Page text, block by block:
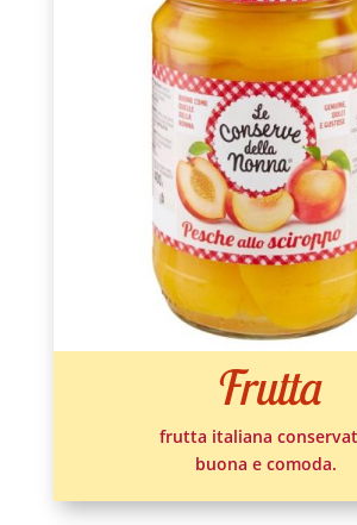
Frutta
frutta italiana
buona e comoda.